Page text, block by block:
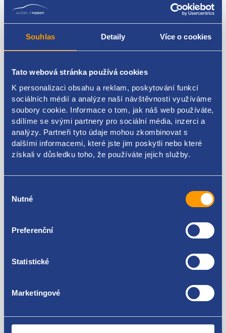
Souhlas Detaily Více o cookies
Tato webová stránka používá cookies
K personalizaci obsahu a reklam, poskytování funkcí
sociálních médií a analýze naší návštěvnosti využíváme
soubory cookie. Informace o tom, jak náš web používáte,
sdílíme se svými partnery pro sociální média, inzerci a
analýzy. Partneři tyto údaje mohou zkombinovat s
dalšími informacemi, které jste jim poskytli nebo které
získali v důsledku toho, že používáte jejich služby.
souhlasu
Nutné
Preferenční
Statistické
Marketingové
Radiátor topení
VAG originál: 4F0820031C 4F0820031A 4F0820031
Kódy produktu
4F0820031C 4F0820031A 4F0820031 4F0819031B
420820037A
Použitelné pro vozy
Zboží můžete vrátit do 60 dnů od